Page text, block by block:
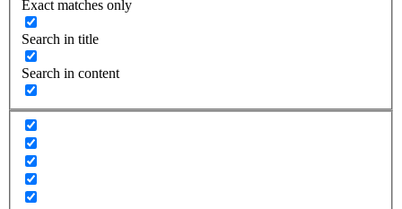
Exact matches only
Search in title
Search in content